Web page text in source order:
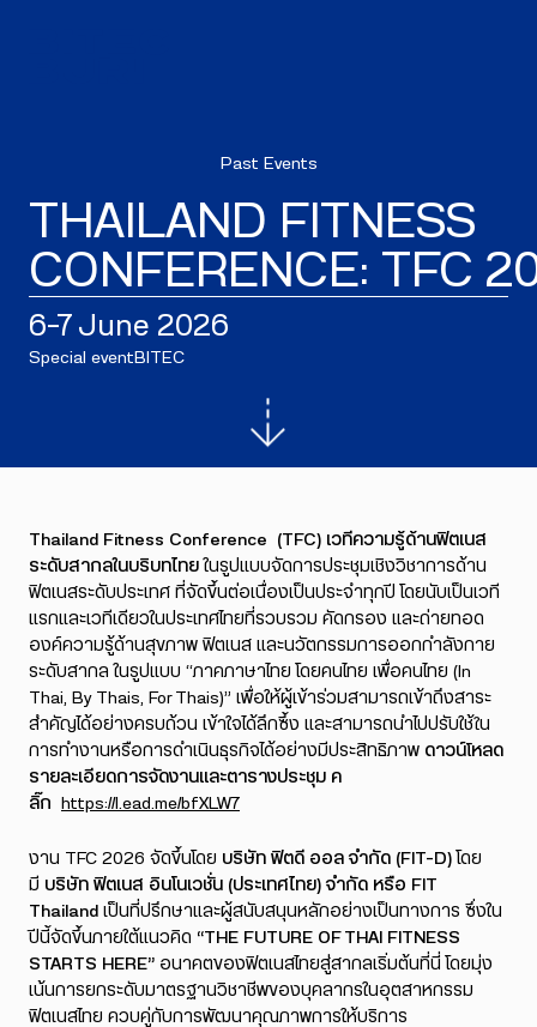
Past Events
THAILAND FITNESS
CONFERENCE: TFC
6–7 June 2026
Special event BITEC
Thailand Fitness Conference (TFC) เวทีความรู้ด้านฟิตเนส
ระดับสากลในบริบทไทย ในรูปแบบจัดการประชุมเชิงวิชาการด้าน
ฟิตเนสระดับประเทศ ที่จัดขึ้นต่อเนื่องเป็นประจำทุกปี โดยนับเป็นเวที
แรกและเวทีเดียวในประเทศไทยที่รวบรวม คัดกรอง และถ่ายทอด
องค์ความรู้ด้านสุขภาพ ฟิตเนส และนวัตกรรมการออกกำลังกาย
ระดับสากล ในรูปแบบ “ภาคภาษาไทย โดยคนไทย เพื่อคนไทย (In
Thai, By Thais, For Thais)” เพื่อให้ผู้เข้าร่วมสามารถเข้าถึงสาระ
สำคัญได้อย่างครบถ้วน เข้าใจได้ลึกซึ้ง และสามารถนำไปปรับใช้ใน
การทำงานหรือการดำเนินธุรกิจได้อย่างมีประสิทธิภาพ ดาวน์โหลด
รายละเอียดการจัดงานและตารางประชุม ค
ลิ๊ก
https://l.ead.me/bfXLW7
งาน TFC 2026 จัดขึ้นโดย บริษัท ฟิตดี ออล จำกัด (FIT-D) โดย
มี บริษัท ฟิตเนส อินโนเวชั่น (ประเทศไทย) จำกัด หรือ FIT
Thailand เป็นที่ปรึกษาและผู้สนับสนุนหลักอย่างเป็นทางการ ซึ่งใน
ปีนี้จัดขึ้นภายใต้แนวคิด “THE FUTURE OF THAI FITNESS
STARTS HERE” อนาคตของฟิตเนสไทยสู่สากลเริ่มต้นที่นี่ โดยมุ่ง
เน้นการยกระดับมาตรฐานวิชาชีพของบุคลากรในอุตสาหกรรม
ฟิตเนสไทย ควบคู่กับการพัฒนาคุณภาพการให้บริการ